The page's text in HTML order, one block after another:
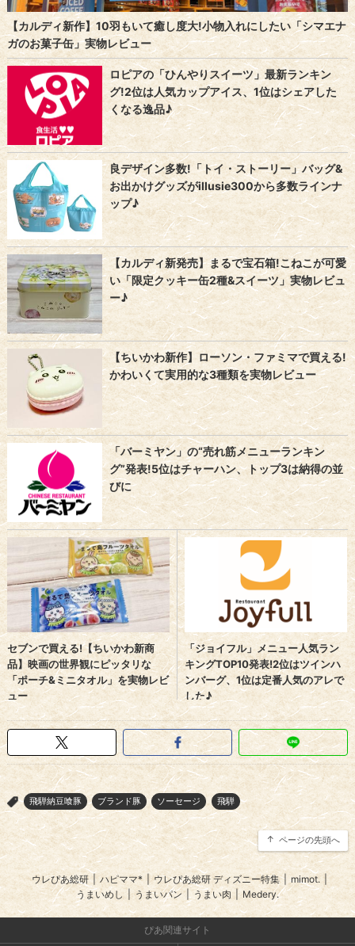
> 飛騨納豆喰豚 ブランド豚 ソーセージ 飛騨
ページの先頭へ
ウレぴあ総研 | ハピママ* | ウレぴあ総研 ディズニー特集 | mimot.
うまいめし
うまいパン うまい肉 Medery.
ぴあ関連サイト